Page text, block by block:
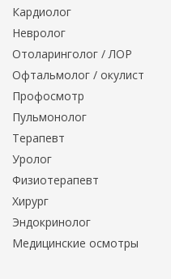
Кардиолог
Невролог
Отоларинголог / ЛОР
Офтальмолог / окулист
Профосмотр
Пульмонолог
Терапевт
Уролог
Физиотерапевт
Хирург
Эндокринолог
Медицинские осмотры